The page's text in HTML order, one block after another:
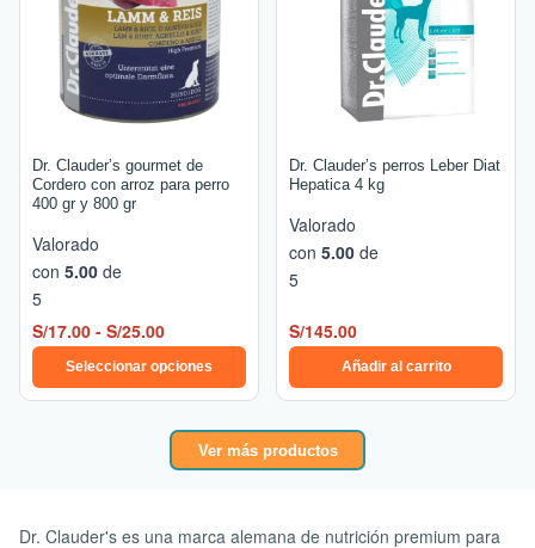
Dr. Clauder’s gourmet de
Cordero con arroz para perro
400 gr y 800 gr
Valorado
con 5.00 de
5
S/17.00 - S/25.00
hasta
S/25.00
Seleccionar opciones
variantes.
opciones
en
página
producto
Dr. Clauder’s perros Leber Diat
Hepatica 4 kg
Valorado
con 5.00 de
5
S/145.00
Añadir al carrito
Ver más productos
Dr. Clauder's es una marca alemana de nutrición premium para